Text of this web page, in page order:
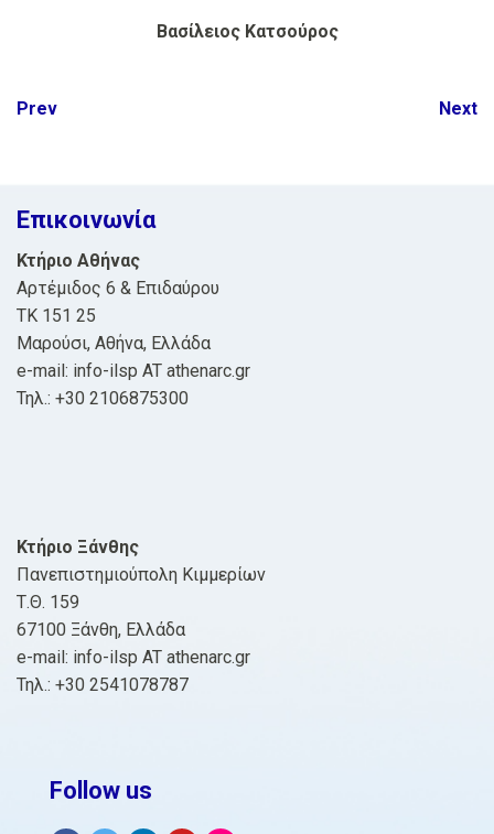
Βασίλειος Κατσούρος
Post
Prev Next
Επικοινωνία
Κτήριο Αθήνας
Αρτέμιδος 6 & Επιδαύρου
ΤΚ 151 25
Μαρούσι, Αθήνα, Ελλάδα
e-mail: info-ilsp AT athenarc.gr
Τηλ.: +30 2106875300
Κτήριο Ξάνθης
Πανεπιστημιούπολη Κιμμερίων
Τ.Θ. 159
67100 Ξάνθη, Ελλάδα
e-mail: info-ilsp AT athenarc.gr
Τηλ.: +30 2541078787
Follow us